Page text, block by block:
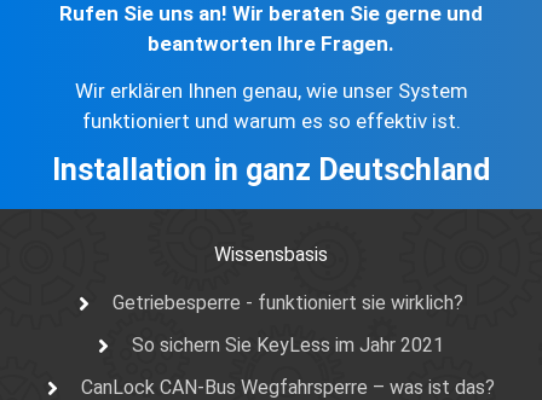
Rufen Sie uns an! Wir beraten Sie gerne und
beantworten Ihre Fragen.
Wir erklären Ihnen genau, wie unser System
funktioniert und warum es so effektiv ist.
Installation in ganz Deutschland
Wissensbasis
Getriebesperre - funktioniert sie wirklich?
So sichern Sie KeyLess im Jahr 2021
CanLock CAN-Bus Wegfahrsperre – was ist das?